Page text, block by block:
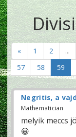
« 1 2 ...
57
58 59
Negritis, a
Mathematician
melyik meccs
😀